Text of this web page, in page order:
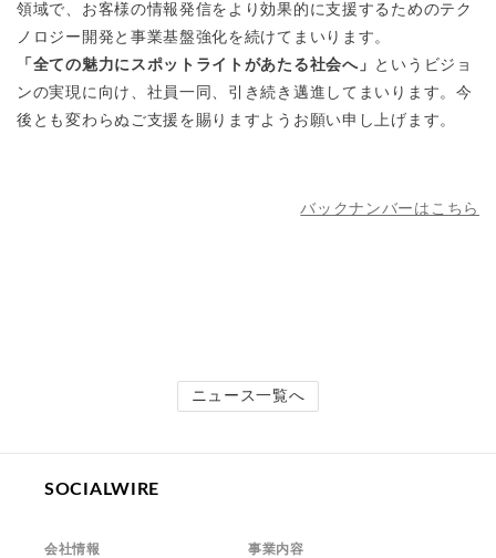
領域で、お客様の情報発信をより効果的に支援するためのテク
ノロジー開発と事業基盤強化を続けてまいります。
「全ての魅力にスポットライトがあたる社会へ」
というビジョ
ンの実現に向け、社員一同、引き続き邁進してまいります。今
後とも変わらぬご支援を賜りますようお願い申し上げます。
バックナンバーはこちら
ニュース一覧へ
SOCIALWIRE
会社情報 事業内容